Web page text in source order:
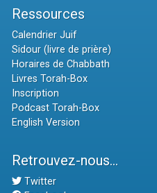
Ressources
Calendrier Juif
Sidour (livre de prière)
Horaires de Chabbath
Livres Torah-Box
Inscription
Podcast Torah-Box
English Version
Retrouvez-nous...
Twitter